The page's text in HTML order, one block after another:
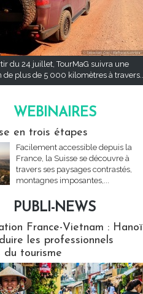
du 24 juillet, TourMaG suivra une
de plus de 5 000 kilomètres à travers...
WEBINAIRES
en trois étapes
Facilement accessible depuis la
France, la Suisse se découvre à
travers ses paysages contrastés,
montagnes imposantes,...
PUBLI-NEWS
France-Vietnam : Hanoï
les professionnels
du tourisme